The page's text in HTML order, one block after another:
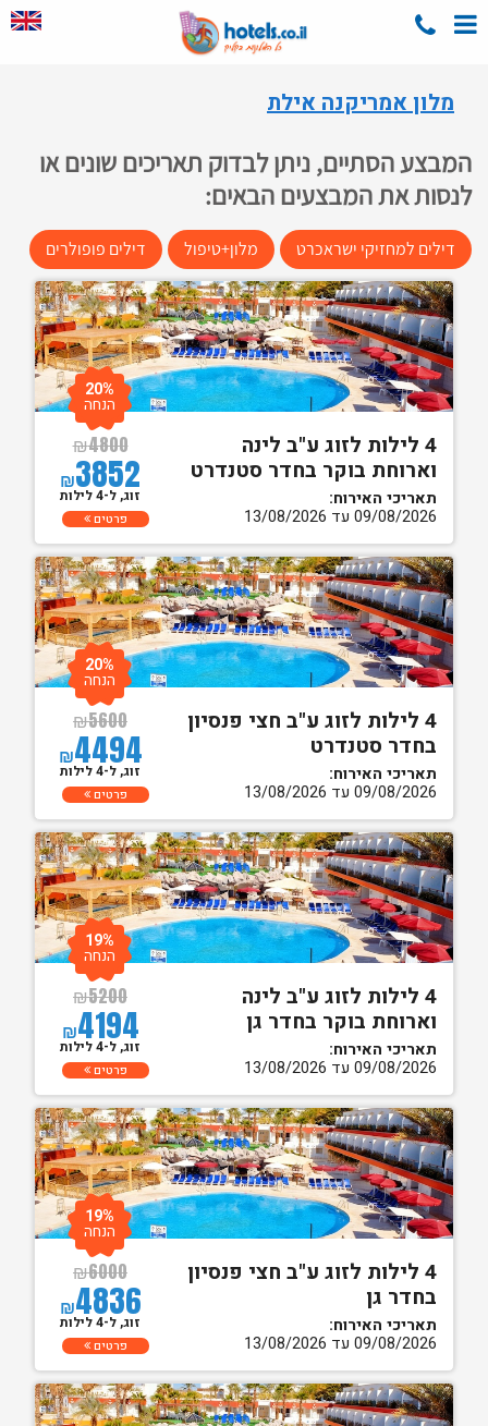
מלון אמריקנה אילת
המבצע הסתיים, ניתן לבדוק תאריכים שונים או
לנסות את המבצעים הבאים:
דילים למחזיקי ישראכרט מלון+טיפול דילים פופולרים
4 לילות לזוג ע"ב לינה
וארוחת בוקר בחדר סטנדרט
תאריכי האירוח:
09/08/2026 עד 13/08/2026
₪4800
₪3852
20%
הנחה
זוג, ל-4 לילות
פרטים
4 לילות לזוג ע"ב חצי פנסיון
בחדר סטנדרט
תאריכי האירוח:
09/08/2026 עד 13/08/2026
₪5600
₪4494
20%
הנחה
זוג, ל-4 לילות
פרטים
4 לילות לזוג ע"ב לינה
וארוחת בוקר בחדר גן
תאריכי האירוח:
09/08/2026 עד 13/08/2026
₪5200
₪4194
19%
הנחה
זוג, ל-4 לילות
פרטים
4 לילות לזוג ע"ב חצי פנסיון
בחדר גן
תאריכי האירוח:
09/08/2026 עד 13/08/2026
₪6000
₪4836
19%
הנחה
זוג, ל-4 לילות
פרטים